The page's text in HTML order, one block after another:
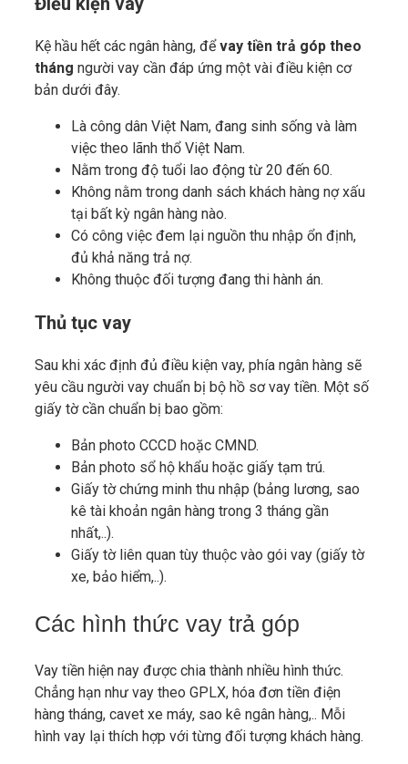
Kệ hầu hết các ngân hàng, đểvay tiền trả góp theo
tháng người vay cần đáp ứng một vài điều kiện cơ
bản dưới đây.
Là công dân Việt Nam, đang sinh sống và làm
việc theo lãnh thổ Việt Nam.
Nằm trong độ tuổi lao động từ 20 đến 60.
Không nằm trong danh sách khách hàng nợ xấu
tại bất kỳ ngân hàng nào.
Có công việc đem lại nguồn thu nhập ổn định,
đủ khả năng trả nợ.
Không thuộc đối tượng đang thi hành án.
Thủ tục vay
Sau khi xác định đủ điều kiện vay, phía ngân hàng sẽ
yêu cầu người vay chuẩn bị bộ hồ sơ vay tiền. Một số
giấy tờ cần chuẩn bị bao gồm:
Bản photo CCCD hoặc CMND.
Bản photo sổ hộ khẩu hoặc giấy tạm trú.
Giấy tờ chứng minh thu nhập (bảng lương, sao
kê tài khoản ngân hàng trong 3 tháng gần
nhất,..).
Giấy tờ liên quan tùy thuộc vào gói vay (giấy tờ
xe, bảo hiểm,..).
Các hình thức vay trả góp
Vay tiền hiện nay được chia thành nhiều hình thức.
Chẳng hạn như vay theo GPLX, hóa đơn tiền điện
hàng tháng, cavet xe máy, sao kê ngân hàng,.. Mỗi
hình vay lại thích hợp với từng đối tượng khách hàng.